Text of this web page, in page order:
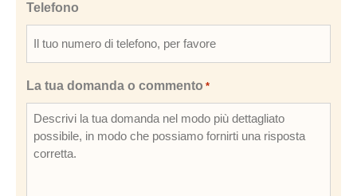
Telefono
La tua domanda o commento *